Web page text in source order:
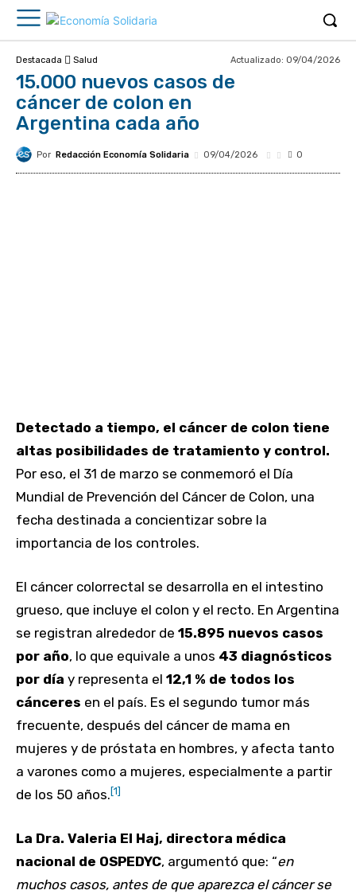
Destacada Salud Actualizado: 09/04/2026
15.000 nuevos casos de
cáncer de colon en
Argentina cada año
Por Redacción Economía Solidaria 09/04/2026 0
Detectado a tiempo, el cáncer de colon tiene
altas posibilidades de tratamiento y control.
Por eso, el 31 de marzo se conmemoró el Día
Mundial de Prevención del Cáncer de Colon, una
fecha destinada a concientizar sobre la
importancia de los controles.
El cáncer colorrectal se desarrolla en el intestino
grueso, que incluye el colon y el recto. En Argentina
se registran alrededor de 15.895 nuevos casos
por año, lo que equivale a unos 43 diagnósticos
por día y representa el 12,1 % de todos los
cánceres en el país. Es el segundo tumor más
frecuente, después del cáncer de mama en
mujeres y de próstata en hombres, y afecta tanto
a varones como a mujeres, especialmente a partir
de los 50 años.[1]
La Dra. Valeria El Haj, directora médica
nacional de OSPEDYC, argumentó que: “en
muchos casos, antes de que aparezca el cáncer se